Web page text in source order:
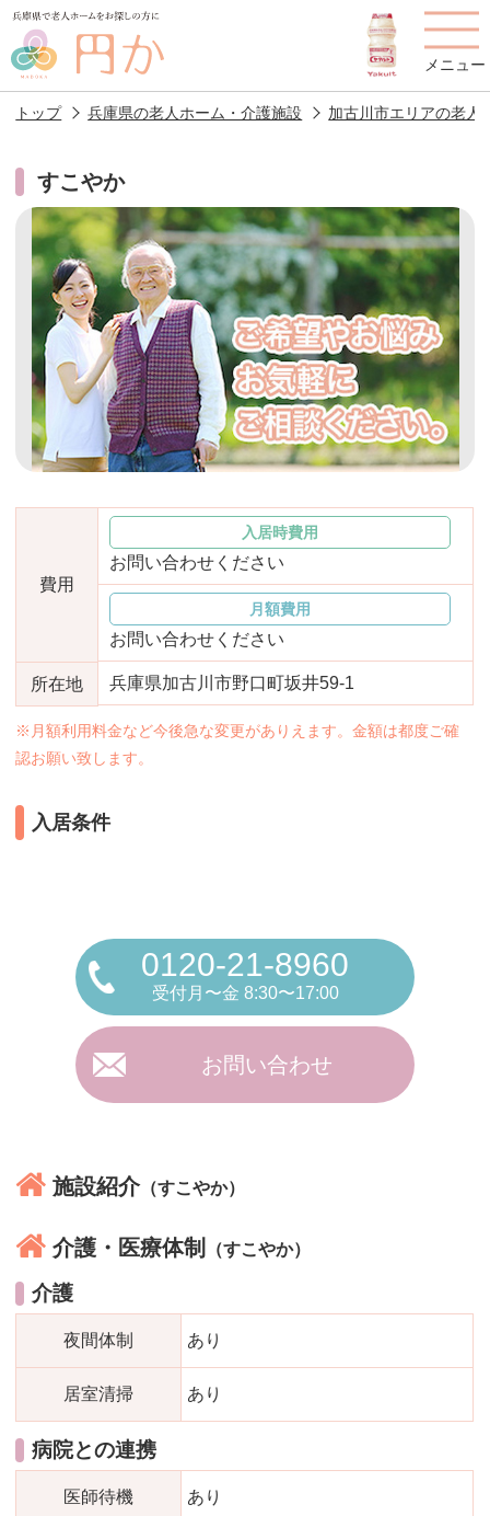
メニュー
老人ホームを
探す
円かについて 費用について
施設選びのポイント 施設をお探しの方へ
老人ホームの種類 よくあるご質問
スタッフ紹介 アクセス
相談者様の声 お役立ち情報
おすすめ施設特集 施設関係者の方へ
トップ 兵庫県の老人ホーム・介護施設 加古川市エリアの老人
すこやか
費用
入居時費用
お問い合わせください
月額費用
お問い合わせください
所在地 兵庫県加古川市野口町坂井59-1
※月額利用料金など今後急な変更がありえます。金額は都度ご確
認お願い致します。
入居条件
0120-21-8960
受付月〜金 8:30〜17:00
お問い合わせ
施設紹介（すこやか）
介護・医療体制 （すこやか）
介護
夜間体制 あり
居室清掃 あり
病院との連携
医師待機 あり